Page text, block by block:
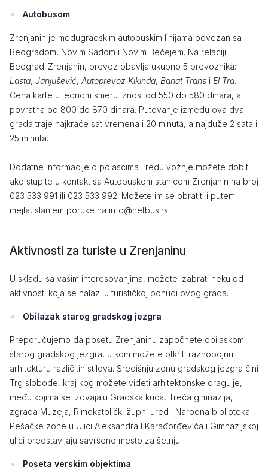
Autobusom
Zrenjanin je međugradskim autobuskim linijama povezan sa
Beogradom, Novim Sadom i Novim Bečejem. Na relaciji
Beograd-Zrenjanin, prevoz obavlja ukupno 5 prevoznika:
Lasta, Janjušević, Autoprevoz Kikinda, Banat Trans i El Tra.
Cena karte u jednom smeru iznosi od 550 do 580 dinara, a
povratna od 800 do 870 dinara. Putovanje između ova dva
grada traje najkraće sat vremena i 20 minuta, a najduže 2 sata i
25 minuta.
Dodatne informacije o polascima i redu vožnje možete dobiti
ako stupite u kontakt sa Autobuskom stanicom Zrenjanin na broj
023 533 991 ili 023 533 992. Možete im se obratiti i putem
mejla, slanjem poruke na info@netbus.rs.
Aktivnosti za turiste u Zrenjaninu
U skladu sa vašim interesovanjima, možete izabrati neku od
aktivnosti koja se nalazi u turističkoj ponudi ovog grada.
Obilazak starog gradskog jezgra
Preporučujemo da posetu Zrenjaninu započnete obilaskom
starog gradskog jezgra, u kom možete otkriti raznobojnu
arhitekturu različitih stilova. Središnju zonu gradskog jezgra čini
Trg slobode, kraj kog možete videti arhitektonske dragulje,
među kojima se izdvajaju Gradska kuća, Treća gimnazija,
zgrada Muzeja, Rimokatolički župni ured i Narodna biblioteka.
Pešačke zone u Ulici Aleksandra I Karađorđevića i Gimnazijskoj
ulici predstavljaju savršeno mesto za šetnju.
Poseta verskim objektima